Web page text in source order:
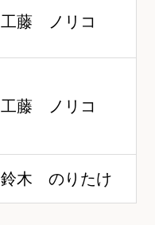
工藤 ノリコ
工藤 ノリコ
鈴木 のりたけ